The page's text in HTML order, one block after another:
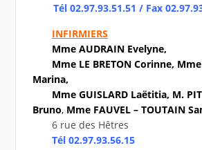
Tél 02.97.93.51.51 / Fax
INFIRMIERS
Mme AUDRAIN Evelyne,
Mme LE BRETON Corinne, Mme
Marina,
Mme GUISLARD Laëtitia, M.
Bruno, Mme FAUVEL – TOUTAIN
6 rue des Hêtres
Tél 02.97.93.56.15